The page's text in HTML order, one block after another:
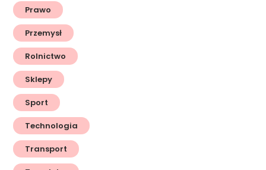
Prawo
Przemysł
Rolnictwo
Sklepy
Sport
Technologia
Transport